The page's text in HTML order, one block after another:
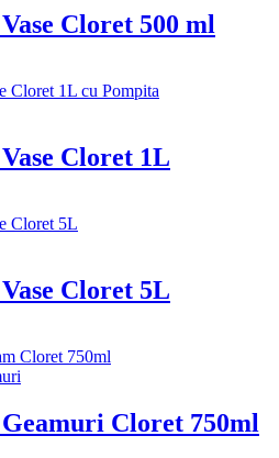
Cloret 500 ml
Cloret 1L
Cloret 5L
Cloret 750ml